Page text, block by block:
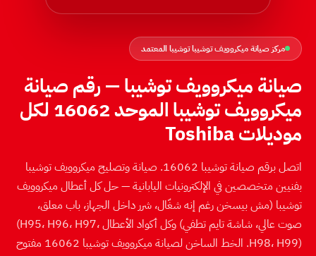
مركز صيانة ميكروويف توشيبا توشيبا المعتمد
صيانة ميكروويف توشيبا — رقم صيانة
ميكروويف توشيبا الموحد 16062 لكل
موديلات Toshiba
اتصل برقم صيانة توشيبا 16062. صيانة وتصليح ميكروويف توشيبا
بفنيين متخصصين في الإلكترونيات اليابانية — حل كل أعطال ميكروويف
توشيبا (مش بيسخن رغم إنه شغّال، شرر داخل الجهاز، باب معلق،
صوت عالي، شاشة تايم تطفي) وكل أكواد الأعطال ⁨(H95، H96، H97،
H98، H99)⁩. الخط الساخن لصيانة ميكروويف توشيبا 16062 مفتوح